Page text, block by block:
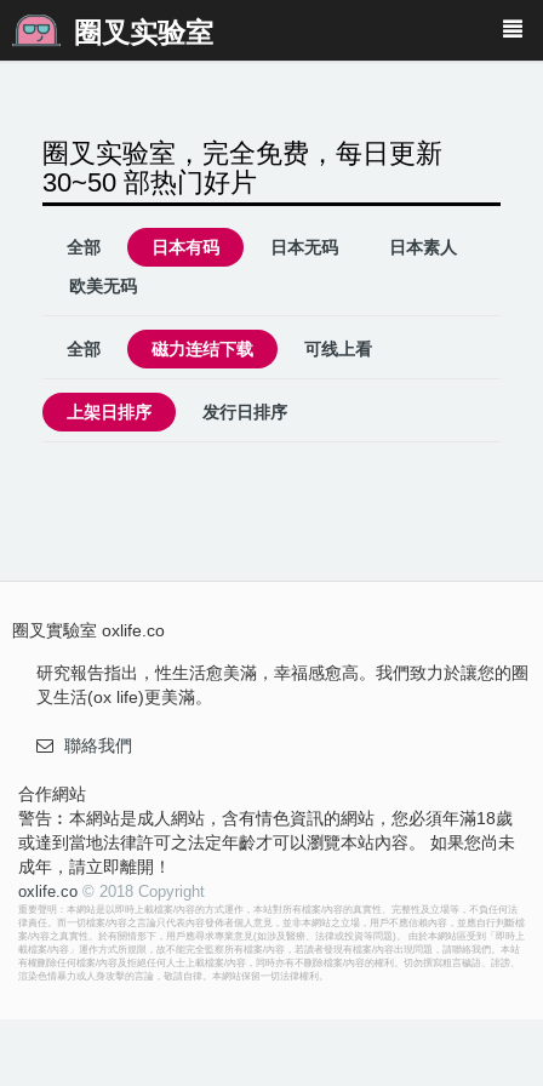
圈叉实验室
圈叉实验室，完全免费，每日更新
30~50 部热门好片
全部 日本有码 日本无码
日本素人
欧美无码
全部 磁力连结下载 可线上看
上架日排序 发行日排序
圈叉實驗室 oxlife.co
研究報告指出，性生活愈美滿，幸福感愈高。我們致力於讓您的圈
叉生活(ox life)更美滿。
聯絡我們
合作網站
警告︰本網站是成人網站，含有情色資訊的網站，您必須年滿18歲
或達到當地法律許可之法定年齡才可以瀏覽本站內容。 如果您尚未
成年，請立即離開！
oxlife.co © 2018 Copyright
重要聲明：本網站是以即時上載檔案/內容的方式運作，本站對所有檔案/內容的真實性、完整性及立場等，不負任何法
律責任。而一切檔案/內容之言論只代表內容發佈者個人意見，並非本網站之立場，用戶不應信賴內容，並應自行判斷檔
案/內容之真實性。於有關情形下，用戶應尋求專業意見(如涉及醫療、法律或投資等問題)。 由於本網站區受到「即時上
載檔案/內容」運作方式所規限，故不能完全監察所有檔案/內容，若讀者發現有檔案/內容出現問題，請聯絡我們。本站
有權刪除任何檔案/內容及拒絕任何人士上載檔案/內容，同時亦有不刪除檔案/內容的權利。切勿撰寫粗言穢語、誹謗、
渲染色情暴力或人身攻擊的言論，敬請自律。本網站保留一切法律權利。